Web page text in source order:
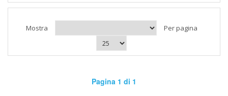
Mostra Per pagina
Pagina 1 di 1